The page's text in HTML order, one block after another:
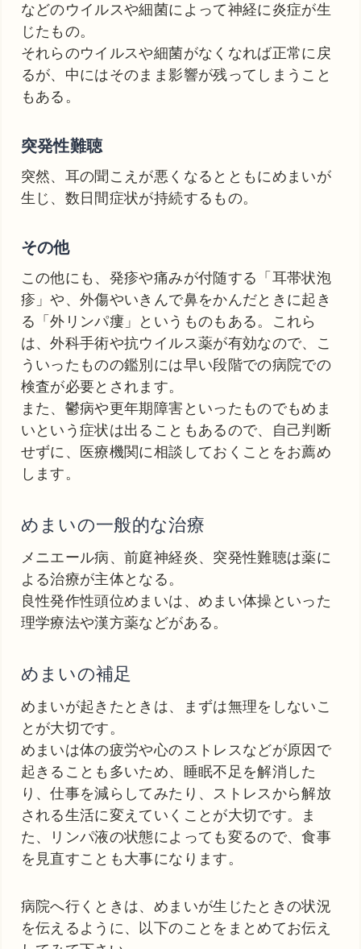
などのウイルスや細菌によって神経に炎症が生
じたもの。
それらのウイルスや細菌がなくなれば正常に戻
るが、中にはそのまま影響が残ってしまうこと
もある。
突発性難聴
突然、耳の聞こえが悪くなるとともにめまいが
生じ、数日間症状が持続するもの。
その他
この他にも、発疹や痛みが付随する「耳帯状泡
疹」や、外傷やいきんで鼻をかんだときに起き
る「外リンパ瘻」というものもある。これら
は、外科手術や抗ウイルス薬が有効なので、こ
ういったものの鑑別には早い段階での病院での
検査が必要とされます。
また、鬱病や更年期障害といったものでもめま
いという症状は出ることもあるので、自己判断
せずに、医療機関に相談しておくことをお薦め
します。
めまいの一般的な治療
メニエール病、前庭神経炎、突発性難聴は薬に
よる治療が主体となる。
良性発作性頭位めまいは、めまい体操といった
理学療法や漢方薬などがある。
めまいの補足
めまいが起きたときは、まずは無理をしないこ
とが大切です。
めまいは体の疲労や心のストレスなどが原因で
起きることも多いため、睡眠不足を解消した
り、仕事を減らしてみたり、ストレスから解放
される生活に変えていくことが大切です。ま
た、リンパ液の状態によっても変るので、食事
を見直すことも大事になります。
病院へ行くときは、めまいが生じたときの状況
を伝えるように、以下のことをまとめてお伝え